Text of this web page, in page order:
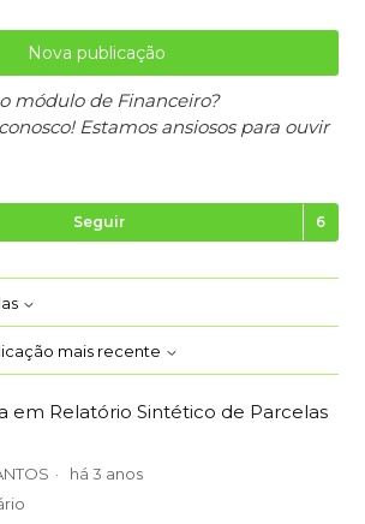
Nova publicação
módulo de Financeiro?
Estamos ansiosos para ouvir
Seguir
mais recente
em Relatório Sintético de Parcelas
há 3 anos